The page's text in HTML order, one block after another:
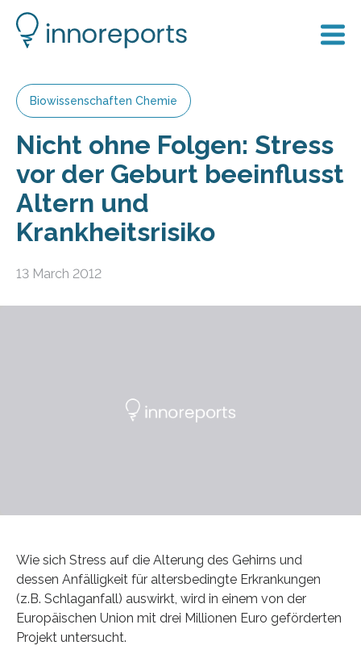
Biowissenschaften Chemie
Nicht ohne Folgen: Stress
vor der Geburt beeinflusst
Altern und
Krankheitsrisiko
13 March 2012
Wie sich Stress auf die Alterung des Gehirns und
dessen Anfälligkeit für altersbedingte Erkrankungen
(z.B. Schlaganfall) auswirkt, wird in einem von der
Europäischen Union mit drei Millionen Euro geförderten
Projekt untersucht.